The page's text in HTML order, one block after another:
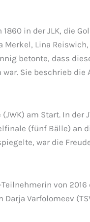
in der JLK, die
Lina
betonte, dass
Sie beschrieb die
am Start. In der
(fünf Bälle) an
war die
von 2016
Varfolomeev